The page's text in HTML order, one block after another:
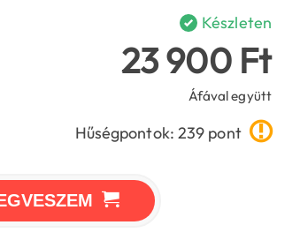
Készleten
23 900 Ft
Áfával együtt
Hűségpontok: 239 pont